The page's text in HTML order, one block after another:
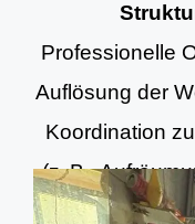
Professionelle
Auflösung der
Koordination
(z. B.
und